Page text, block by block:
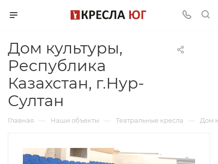
Дом культуры,
Республика
Казахстан, г.Нур-
Султан
Главная — Наши объекты — Театральные кресла — Дом